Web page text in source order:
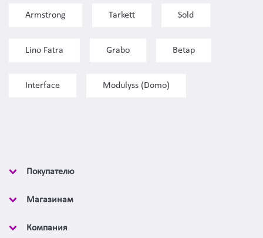
Armstrong Tarkett Sold
Lino Fatra Grabo Betap
Interface Modulyss (Domo)
Покупателю
Магазинам
Компания